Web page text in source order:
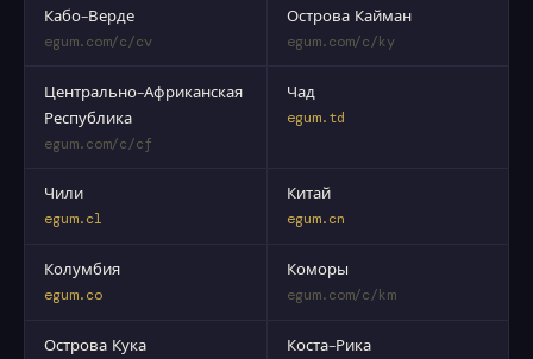
Кабо-Верде
egum.com/c/cv
Острова Кайман
egum.com/c/ky
Центрально-Африканская
Республика
egum.com/c/cf
Чад
egum.td
Чили
egum.cl
Китай
egum.cn
Колумбия
egum.co
Коморы
egum.com/c/km
Острова Кука Коста-Рика